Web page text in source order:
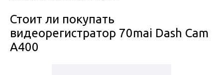
Стоит ли покупать
видеорегистратор 70mai Dash Cam
A400